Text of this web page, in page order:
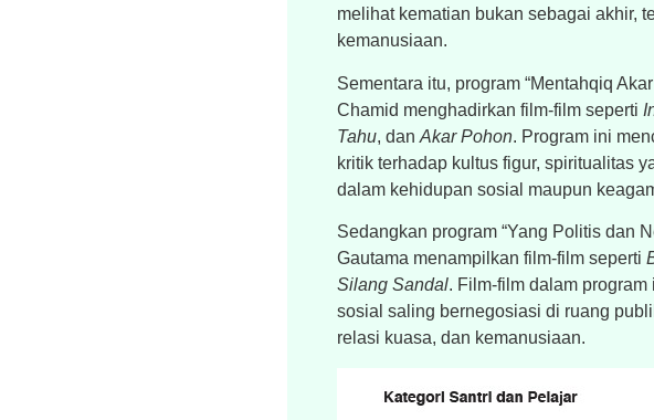
melihat kematian bukan sebagai akhir,
kemanusiaan.
Sementara itu, program “Mentahqiq
Chamid menghadirkan film-film seperti
Tahu, dan Akar Pohon. Program ini
kritik terhadap kultus figur, spiritualitas
dalam kehidupan sosial maupun
Sedangkan program “Yang Politis dan
Gautama menampilkan film-film seperti
Silang Sandal. Film-film dalam
sosial saling bernegosiasi di ruang
relasi kuasa, dan kemanusiaan.